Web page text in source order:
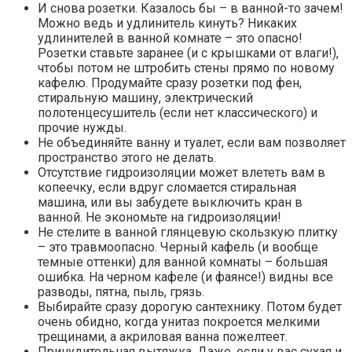
И снова розетки. Казалось бы – в ванной-то зачем!
Можно ведь и удлинитель кинуть? Никаких
удлинителей в ванной комнате – это опасно!
Розетки ставьте заранее (и с крышками от влаги!),
чтобы потом не штробить стены прямо по новому
кафелю. Продумайте сразу розетки под фен,
стиральную машину, электрический
полотенцесушитель (если нет классического) и
прочие нужды.
Не объединяйте ванну и туалет, если вам позволяет
пространство этого не делать.
Отсутствие гидроизоляции может влететь вам в
копеечку, если вдруг сломается стиральная
машина, или вы забудете выключить кран в
ванной. Не экономьте на гидроизоляции!
Не стелите в ванной глянцевую скользкую плитку
– это травмоопасно. Черный кафель (и вообще
темные оттенки) для ванной комнаты – большая
ошибка. На черном кафеле (и фаянсе!) видны все
разводы, пятна, пыль, грязь.
Выбирайте сразу дорогую сантехнику. Потом будет
очень обидно, когда унитаз покроется мелкими
трещинами, а акриловая ванна пожелтеет.